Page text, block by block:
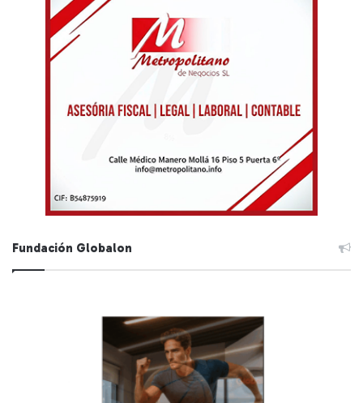
Fundación Globalon